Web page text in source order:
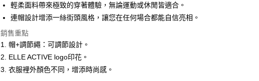
悠遊付
ATM付款
運送方式
輕柔面料帶來極致的穿著體驗，無論運動或休閒皆適合。
連帽設計增添一絲街頭風格，讓您在任何場合都能自信亮相。
銷售重點
1. 帽+調節繩：可調節設計。
2. ELLE ACTIVE logo印花。
3. 衣服裡外顏色不同，增添時尚感。